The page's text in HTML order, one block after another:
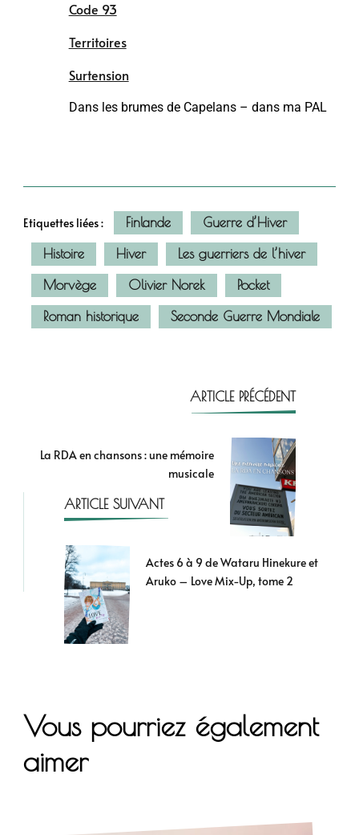
Code 93
Territoires
Surtension
Dans les brumes de Capelans – dans ma PAL
Etiquettes liées : Finlande
Guerre d’Hiver
Histoire
Hiver
Les guerriers de l’hiver
Morvège
Olivier Norek
Pocket
Roman historique
Seconde Guerre Mondiale
ARTICLE PRÉCÉDENT
La RDA en chansons : une mémoire
musicale
ARTICLE SUIVANT
Actes 6 à 9 de Wataru Hinekure et
Aruko – Love Mix-Up, tome 2
Vous pourriez également
aimer